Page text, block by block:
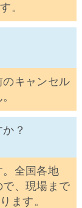
。
キャンセル
？
。全国各地
、現場まで
ます。